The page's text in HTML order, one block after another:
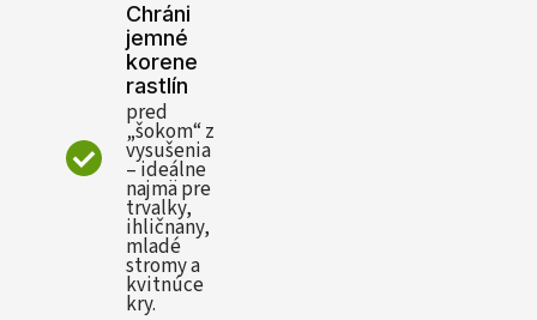
Chráni
jemné
korene
rastlín
pred
„šokom“ z
vysušenia
– ideálne
najmä pre
trvalky,
ihličnany,
mladé
stromy a
kvitnúce
kry.